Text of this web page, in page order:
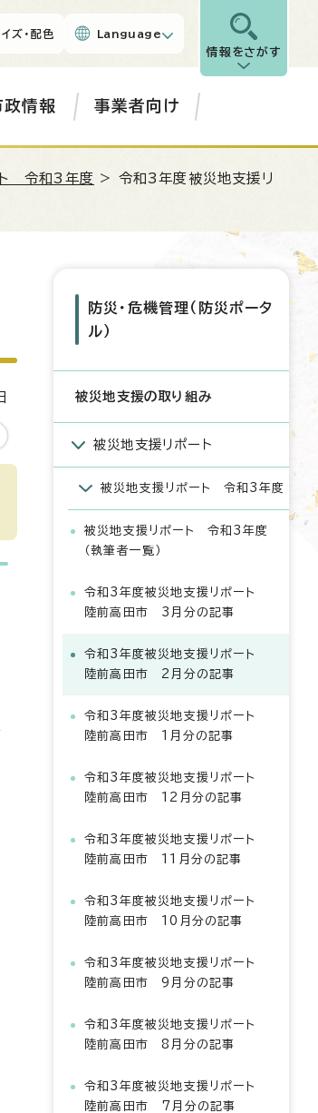
ズ・配色 Language
情報をさがす
政情報 事業者向け
令和3年度
> 令和3年度被災地支援リ
防災・危機管理（防災ポータ
ル）
被災地支援の取り組み
被災地支援リポート
被災地支援リポート 令和3年度
被災地支援リポート 令和3年度
（執筆者一覧）
令和3年度被災地支援リポート
陸前高田市 3月分の記事
令和3年度被災地支援リポート
陸前高田市 2月分の記事
令和3年度被災地支援リポート
陸前高田市 1月分の記事
令和3年度被災地支援リポート
陸前高田市 12月分の記事
令和3年度被災地支援リポート
陸前高田市 11月分の記事
令和3年度被災地支援リポート
陸前高田市 10月分の記事
令和3年度被災地支援リポート
陸前高田市 9月分の記事
令和3年度被災地支援リポート
陸前高田市 8月分の記事
令和3年度被災地支援リポート
陸前高田市 7月分の記事